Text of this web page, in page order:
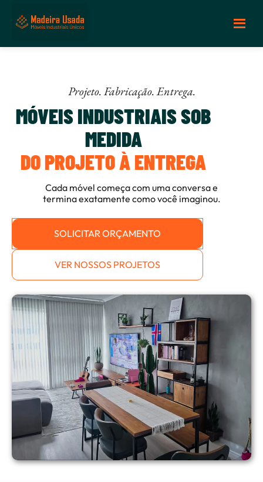
Projeto. Fabricação. Entrega.
MÓVEIS INDUSTRIAIS SOB
MEDIDA
DO PROJETO À ENTREGA
Cada móvel começa com uma conversa e
termina exatamente como você imaginou.
SOLICITAR ORÇAMENTO
VER NOSSOS PROJETOS